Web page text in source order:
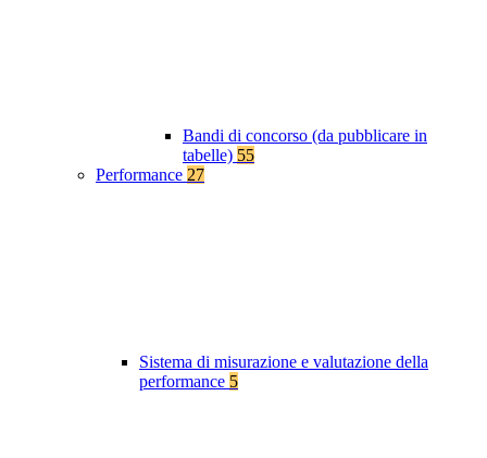
Bandi di concorso (da pubblicare in
tabelle) 55
Performance 27
Sistema di misurazione e valutazione della
performance 5